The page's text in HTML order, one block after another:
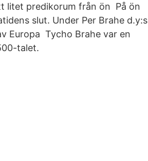
litet predikorum från ön På ön
slut. Under Per Brahe d.y:s
Europa Tycho Brahe var en
talet.